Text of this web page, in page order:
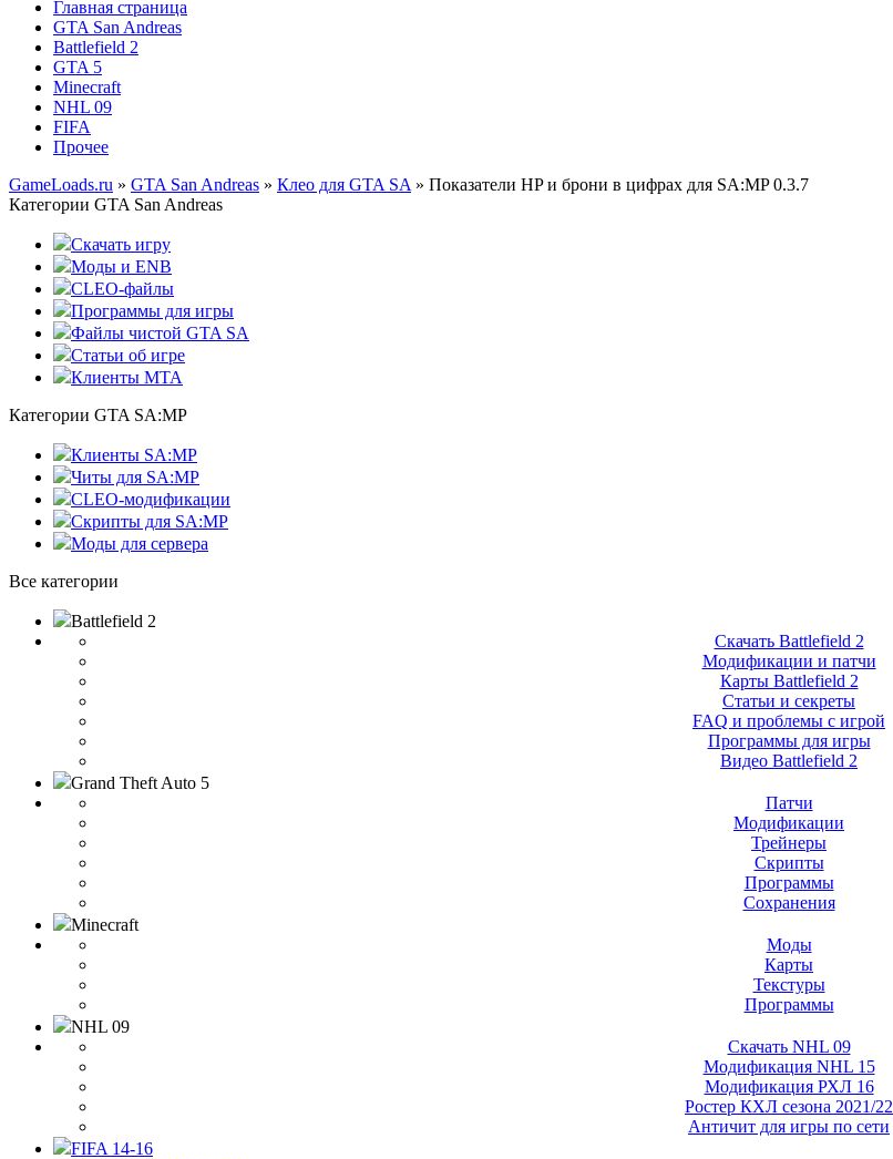
Главная страница
GTA San Andreas
Battlefield 2
GTA 5
Minecraft
NHL 09
FIFA
Прочее
GameLoads.ru » GTA San Andreas » Клео для GTA SA » Показатели HP и брони в цифрах для SA:MP 0.3.7
Категории GTA San Andreas
Скачать игру
Моды и ENB
CLEO-файлы
Программы для игры
Файлы чистой GTA SA
Статьи об игре
Клиенты MTA
Категории GTA SA:MP
Клиенты SA:MP
Читы для SA:MP
CLEO-модификации
Скрипты для SA:MP
Моды для сервера
Все категории
Battlefield 2
Скачать Battlefield 2
Модификации и патчи
Карты Battlefield 2
Статьи и секреты
FAQ и проблемы с игрой
Программы для игры
Видео Battlefield 2
Grand Theft Auto 5
Патчи
Модификации
Трейнеры
Скрипты
Программы
Сохранения
Minecraft
Моды
Карты
Текстуры
Программы
NHL 09
Скачать NHL 09
Модификация NHL 15
Модификация РХЛ 16
Ростер КХЛ сезона 2021/22
Античит для игры по сети
FIFA 14-16